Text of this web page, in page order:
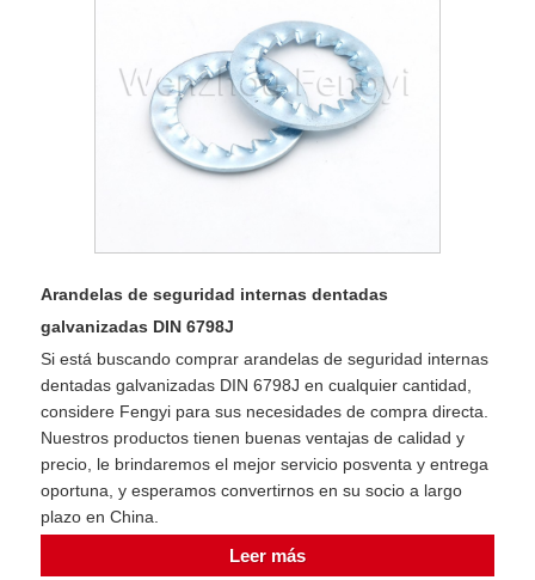
Arandelas de seguridad internas dentadas
galvanizadas DIN 6798J
Si está buscando comprar arandelas de seguridad internas
dentadas galvanizadas DIN 6798J en cualquier cantidad,
considere Fengyi para sus necesidades de compra directa.
Nuestros productos tienen buenas ventajas de calidad y
precio, le brindaremos el mejor servicio posventa y entrega
oportuna, y esperamos convertirnos en su socio a largo
plazo en China.
Leer más